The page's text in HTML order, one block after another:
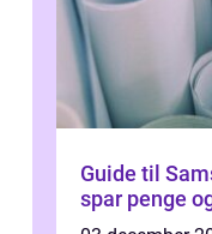
Guide til
spar penge